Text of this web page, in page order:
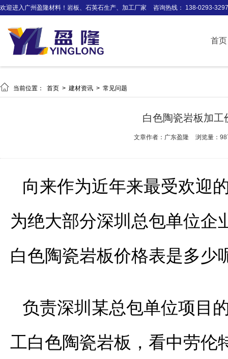
欢迎进入广州盈隆材料！岩板、石英石生产、加工厂家 咨询热线： 138-0293-3297
首页
 当前位置： 首页 > 建材资讯 > 常见问题
白色陶瓷岩板加
文章作者：广东盈隆 浏览量：
向来作为近年来最受欢迎
为绝大部分深圳总包单位企
白色陶瓷岩板价格表是多少
负责深圳某总包单位项目
工白色陶瓷岩板，看中劳伦